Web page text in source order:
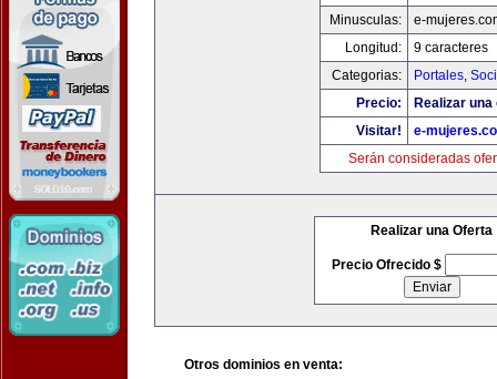
Minusculas:
e-
Longitud:
9 caracteres
Categorias:
Portales,
Precio:
Realizar
Visitar!
e-
Serán consideradas
Realizar una Oferta
Precio Ofrecido $
Otros dominios en venta: